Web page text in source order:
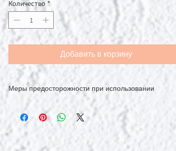
Количество *
Добавить в корзину
Меры предосторожности при использовании
*Ингредиенты могут выпадать в осадок. С качеством
проблем нет. Хорошо встряхнуть перед
использованием.